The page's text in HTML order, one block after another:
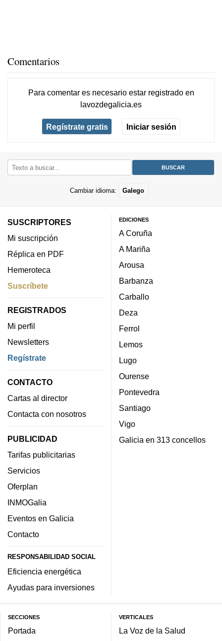
Comentarios
Para comentar es necesario estar registradoen
lavozdegalicia.es
Regístrate gratis Iniciar sesión
Cambiar idioma: Galego
SUSCRIPTORES
Mi suscripción
Réplica en PDF
Hemeroteca
Suscríbete
REGISTRADOS
Mi perfil
Newsletters
Regístrate
CONTACTO
Cartas al director
Contacta con nosotros
PUBLICIDAD
Tarifas publicitarias
Servicios
Oferplan
INMOGalia
Eventos en Galicia
Contacto
RESPONSABILIDAD SOCIAL
Eficiencia energética
Ayudas para inversiones
EDICIONES
A Coruña
A Mariña
Arousa
Barbanza
Carballo
Deza
Ferrol
Lemos
Lugo
Ourense
Pontevedra
Santiago
Vigo
Galicia en 313 concellos
SECCIONES
Portada
VERTICALES
La Voz de la Salud